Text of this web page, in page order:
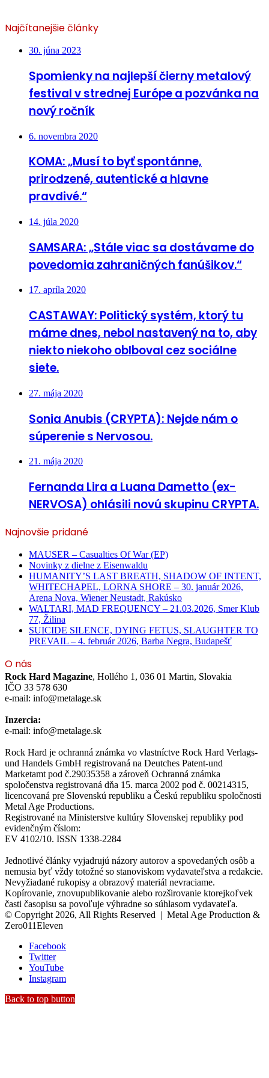
Najčítanejšie články
30. júna 2023
Spomienky na najlepší čierny metalový
festival v strednej Európe a pozvánka na
nový ročník
6. novembra 2020
KOMA: „Musí to byť spontánne,
prirodzené, autentické a hlavne
pravdivé.“
14. júla 2020
SAMSARA: „Stále viac sa dostávame do
povedomia zahraničných fanúšikov.“
17. apríla 2020
CASTAWAY: Politický systém, ktorý tu
máme dnes, nebol nastavený na to, aby
niekto niekoho oblboval cez sociálne
siete.
27. mája 2020
Sonia Anubis (CRYPTA): Nejde nám o
súperenie s Nervosou.
21. mája 2020
Fernanda Lira a Luana Dametto (ex-
NERVOSA) ohlásili novú skupinu CRYPTA.
Najnovšie pridané
MAUSER – Casualties Of War (EP)
Novinky z dielne z Eisenwaldu
HUMANITY’S LAST BREATH, SHADOW OF INTENT,
WHITECHAPEL, LORNA SHORE – 30. január 2026,
Arena Nova, Wiener Neustadt, Rakúsko
WALTARI, MAD FREQUENCY – 21.03.2026, Smer Klub
77, Žilina
SUICIDE SILENCE, DYING FETUS, SLAUGHTER TO
PREVAIL – 4. február 2026, Barba Negra, Budapešť
O nás
Rock Hard Magazine, Hollého 1, 036 01 Martin, Slovakia
IČO 33 578 630
e-mail: info@metalage.sk
Inzercia:
e-mail: info@metalage.sk
Rock Hard je ochranná známka vo vlastníctve Rock Hard Verlags-
und Handels GmbH registrovaná na Deutches Patent-und
Marketamt pod č.29035358 a zároveň Ochranná známka
spoločenstva registrovaná dňa 15. marca 2002 pod č. 00214315,
licencovaná pre Slovenskú republiku a Českú republiku spoločnosti
Metal Age Productions.
Registrované na Ministerstve kultúry Slovenskej republiky pod
evidenčným číslom:
EV 4102/10. ISSN 1338-2284
Jednotlivé články vyjadrujú názory autorov a spovedaných osôb a
nemusia byť vždy totožné so stanoviskom vydavateľstva a redakcie.
Nevyžiadané rukopisy a obrazový materiál nevraciame.
Kopírovanie, znovupublikovanie alebo rozširovanie ktorejkoľvek
časti časopisu sa povoľuje výhradne so súhlasom vydavateľa.
© Copyright 2026, All Rights Reserved | Metal Age Production &
Zero011Eleven
Facebook
Twitter
YouTube
Instagram
Back to top button